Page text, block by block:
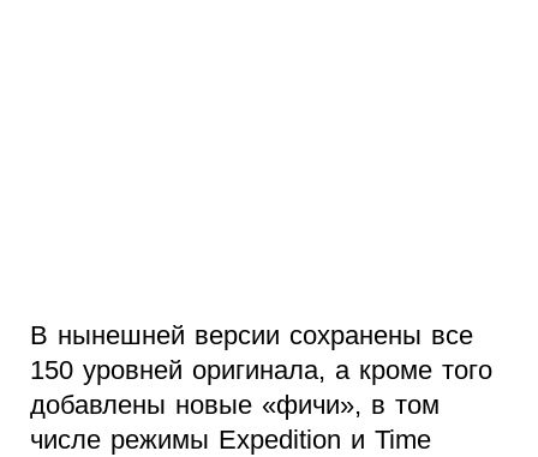
В нынешней версии сохранены все
150 уровней оригинала, а кроме того
добавлены новые «фичи», в том
числе режимы Expedition и Time